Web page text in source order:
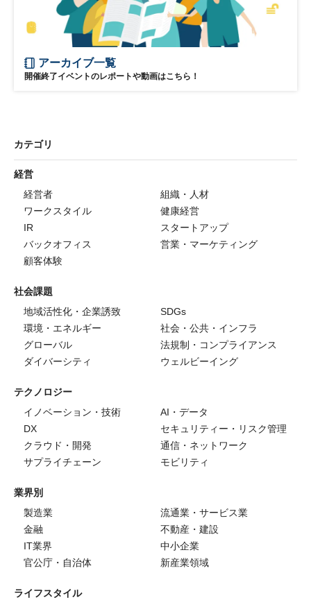
アーカイブ一覧
開催終了イベントのレポートや動画はこちら！
カテゴリ
経営
経営者
組織・人材
ワークスタイル
健康経営
IR
スタートアップ
バックオフィス
営業・マーケティング
顧客体験
社会課題
地域活性化・企業誘致
SDGs
環境・エネルギー
社会・公共・インフラ
グローバル
法規制・コンプライアンス
ダイバーシティ
ウェルビーイング
テクノロジー
イノベーション・技術
AI・データ
DX
セキュリティー・リスク管理
クラウド・開発
通信・ネットワーク
サプライチェーン
モビリティ
業界別
製造業
流通業・サービス業
金融
不動産・建設
IT業界
中小企業
官公庁・自治体
新産業領域
ライフスタイル